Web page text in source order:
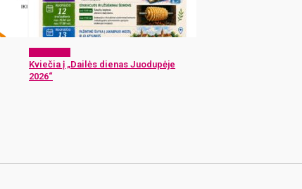
Kviečia į „Dailės dienas Juodupėje
2026“